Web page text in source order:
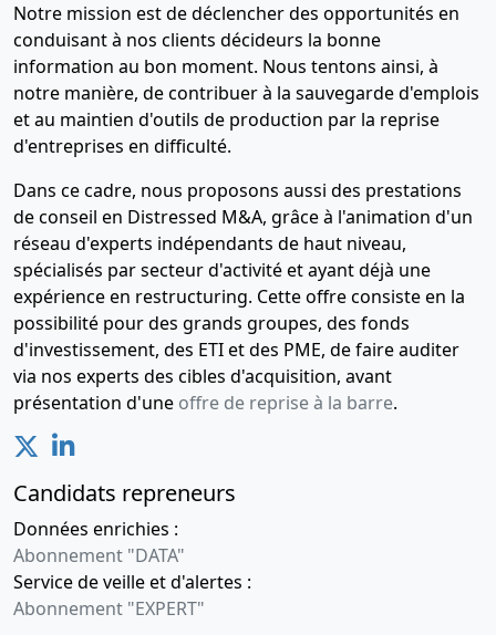
Notre mission est de déclencher des opportunités en
conduisant à nos clients décideurs la bonne
information au bon moment. Nous tentons ainsi, à
notre manière, de contribuer à la sauvegarde d'emplois
et au maintien d'outils de production par la reprise
d'entreprises en difficulté.
Dans ce cadre, nous proposons aussi des prestations
de conseil en Distressed M&A, grâce à l'animation d'un
réseau d'experts indépendants de haut niveau,
spécialisés par secteur d'activité et ayant déjà une
expérience en restructuring. Cette offre consiste en la
possibilité pour des grands groupes, des fonds
d'investissement, des ETI et des PME, de faire auditer
via nos experts des cibles d'acquisition, avant
présentation d'une offre de reprise à la barre.
Candidats repreneurs
Données enrichies :
Abonnement "DATA"
Service de veille et d'alertes :
Abonnement "EXPERT"